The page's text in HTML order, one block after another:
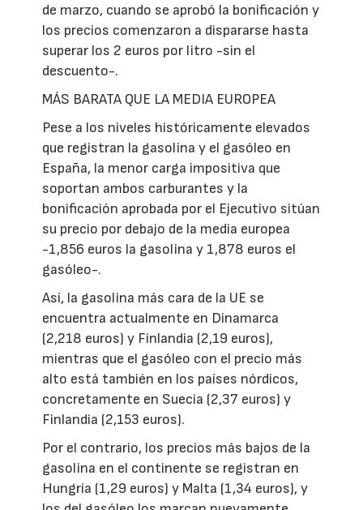
de marzo, cuando se aprobó la bonificación y
los precios comenzaron a dispararse hasta
superar los 2 euros por litro -sin el
descuento-.
MÁS BARATA QUE LA MEDIA EUROPEA
Pese a los niveles históricamente elevados
que registran la gasolina y el gasóleo en
España, la menor carga impositiva que
soportan ambos carburantes y la
bonificación aprobada por el Ejecutivo sitúan
su precio por debajo de la media europea
-1,856 euros la gasolina y 1,878 euros el
gasóleo-.
Así, la gasolina más cara de la UE se
encuentra actualmente en Dinamarca
(2,218 euros) y Finlandia (2,19 euros),
mientras que el gasóleo con el precio más
alto está también en los países nórdicos,
concretamente en Suecia (2,37 euros) y
Finlandia (2,153 euros).
Por el contrario, los precios más bajos de la
gasolina en el continente se registran en
Hungría (1,29 euros) y Malta (1,34 euros), y